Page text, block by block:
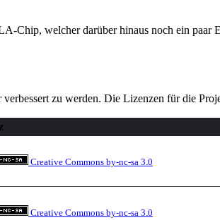
Chip, welcher darüber hinaus noch ein paar
zu werden. Die Lizenzen für die
Creative Commons by-nc-sa 3.0
Creative Commons by-nc-sa 3.0